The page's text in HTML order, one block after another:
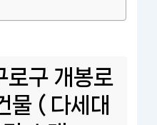
로구 개봉로
물 ( 다세대